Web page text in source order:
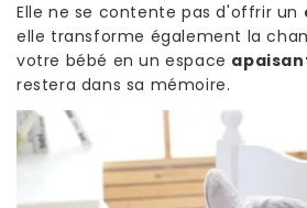
Elle ne se contente pas d'offrir un
elle transforme également la
votre bébé en un espace
restera dans sa mémoire.